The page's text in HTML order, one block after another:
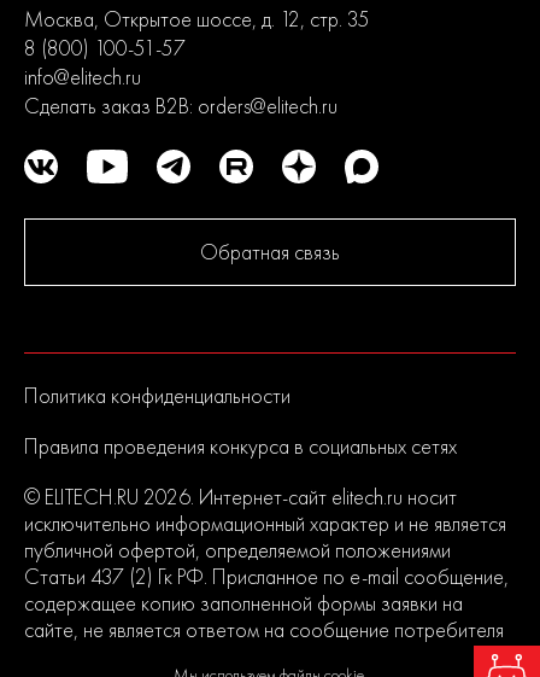
Москва, Открытое шоссе, д. 12, стр. 35
8 (800) 100-51-57
info@elitech.ru
Сделать заказ B2B: orders@elitech.ru
Обратная связь
Политика конфиденциальности
Правила проведения конкурса в социальных сетях
© ELITECH.RU 2026. Интернет-сайт elitech.ru носит
исключительно информационный характер и не является
публичной офертой, определяемой положениями
Статьи 437 (2) Гк РФ. Присланное по e-mail сообщение,
содержащее копию заполненной формы заявки на
сайте, не является ответом на сообщение потребителя